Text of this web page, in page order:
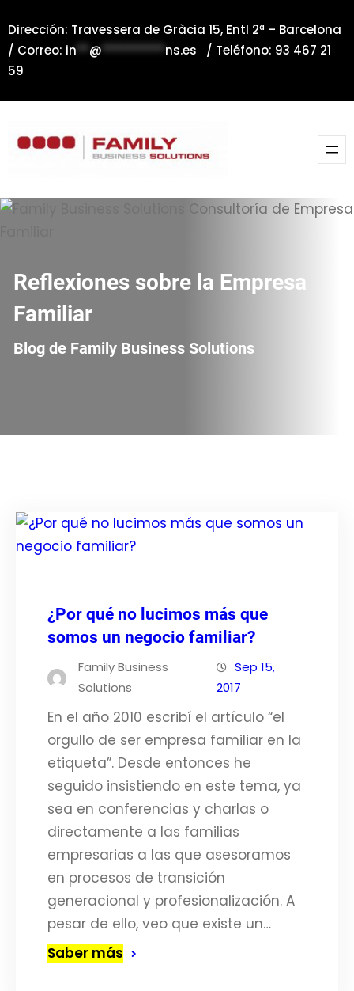
al
contenido
Dirección: Travessera de Gràcia 15, Entl 2ª – Barcelona
/ Correo: in**@**********ns.es / Teléfono: 93 467 21
59
Reflexiones sobre la Empresa
Familiar
Blog de Family Business Solutions
¿Por qué no lucimos más que
somos un negocio familiar?
Family Business
Solutions
Sep 15,
2017
En el año 2010 escribí el artículo “el
orgullo de ser empresa familiar en la
etiqueta”. Desde entonces he
seguido insistiendo en este tema, ya
sea en conferencias y charlas o
directamente a las familias
empresarias a las que asesoramos
en procesos de transición
generacional y profesionalización. A
pesar de ello, veo que existe un…
Saber más